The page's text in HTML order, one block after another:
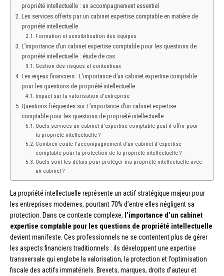
propriété intellectuelle : un accompagnement essentiel
Les services offerts par un cabinet expertise comptable en matière de
propriété intellectuelle
Formation et sensibilisation des équipes
L’importance d’un cabinet expertise comptable pour les questions de
propriété intellectuelle : étude de cas
Gestion des risques et contentieux
Les enjeux financiers : L’importance d’un cabinet expertise comptable
pour les questions de propriété intellectuelle
Impact sur la valorisation d’entreprise
Questions fréquentes sur L’importance d’un cabinet expertise
comptable pour les questions de propriété intellectuelle
Quels services un cabinet d’expertise comptable peut-il offrir pour
la propriété intellectuelle ?
Combien coûte l’accompagnement d’un cabinet d’expertise
comptable pour la protection de la propriété intellectuelle ?
Quels sont les délais pour protéger ma propriété intellectuelle avec
un cabinet ?
La propriété intellectuelle représente un actif stratégique majeur pour
les entreprises modernes, pourtant 70% d’entre elles négligent sa
protection. Dans ce contexte complexe, l’importance d’un cabinet
expertise comptable pour les questions de propriété intellectuelle
devient manifeste. Ces professionnels ne se contentent plus de gérer
les aspects financiers traditionnels : ils développent une expertise
transversale qui englobe la valorisation, la protection et l’optimisation
fiscale des actifs immatériels. Brevets, marques, droits d’auteur et